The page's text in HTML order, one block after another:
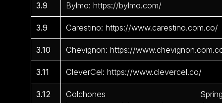
3.9 Bylmo: https://bylmo.com/
3.9 Carestino: https://www.carestino.com.co/
3.10 Chevignon: https://
3.11 CleverCel: https://www.clevercel.co/
3.12
Colchones